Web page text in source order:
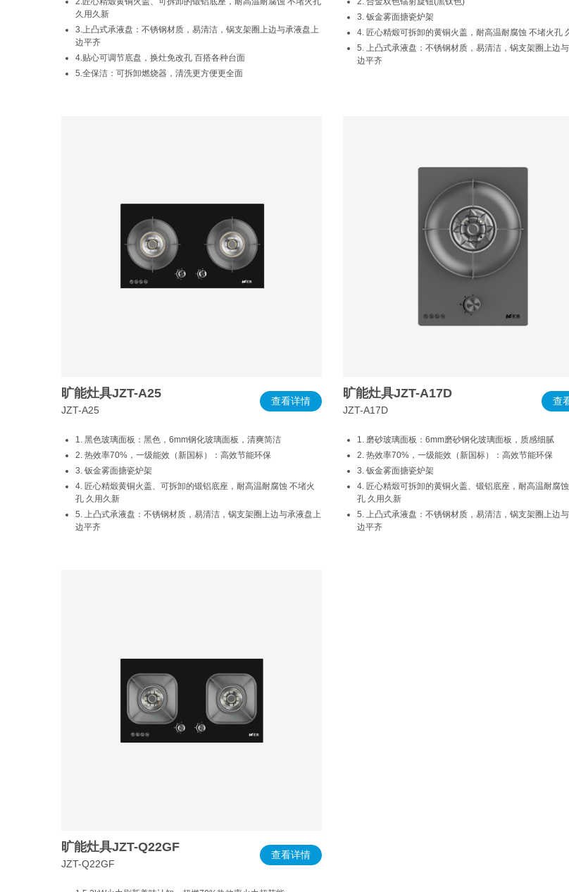
久用久新
3.上凸式承液盘：不锈钢材质，易清洁，锅支架圈上边与承液盘上
边平齐
4.贴心可调节底盘，换灶免改孔 百搭各种台面
5.全保洁：可拆卸燃烧器，清洗更方便更全面
3. 钣金雾面搪瓷炉架
4. 匠心精煅可拆卸的黄铜火盖，耐高温耐腐蚀 不堵火孔
5. 上凸式承液盘：不锈钢材质，易清洁，锅支架圈上边
边平齐
旷能灶具JZT-A25
JZT-A25
查看详情
1. 黑色玻璃面板：黑色，6mm钢化玻璃面板，清爽简洁
2. 热效率70%，一级能效（新国标）：高效节能环保
3. 钣金雾面搪瓷炉架
4. 匠心精煅黄铜火盖、可拆卸的锻铝底座，耐高温耐腐蚀 不堵火
孔 久用久新
5. 上凸式承液盘：不锈钢材质，易清洁，锅支架圈上边与承液盘上
边平齐
旷能灶具JZT-A17D
JZT-A17D
查
1. 磨砂玻璃面板：6mm磨砂钢化玻璃面板，质感细腻
2. 热效率70%，一级能效（新国标）：高效节能环保
3. 钣金雾面搪瓷炉架
4. 匠心精煅可拆卸的黄铜火盖、锻铝底座，耐高温耐腐
孔 久用久新
5. 上凸式承液盘：不锈钢材质，易清洁，锅支架圈上边
边平齐
旷能灶具JZT-Q22GF
JZT-Q22GF
查看详情